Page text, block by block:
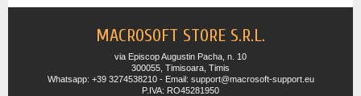
MACROSOFT STORE S.R.L.
via Episcop Augustin Pacha, n. 10
300055, Timisoara, Timis
Whatsapp: +39 3274538210 - Email: support@macrosoft-support.eu
P.IVA: RO45281950